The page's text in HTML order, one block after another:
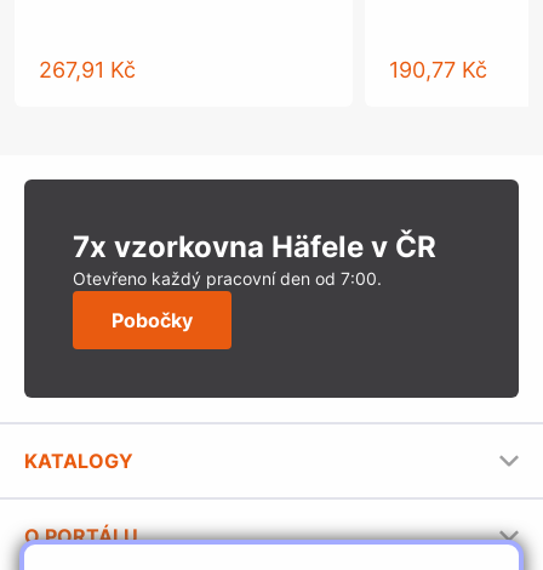
267,91 Kč 190,77 Kč
7x vzorkovna Häfele v ČR
Otevřeno každý pracovní den od 7:00.
Pobočky
KATALOGY
Stavební katalog Häfele
O PORTÁLU